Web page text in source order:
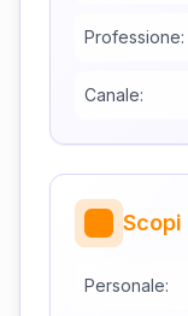
Professione:
Canale:
Scopi
Personale: